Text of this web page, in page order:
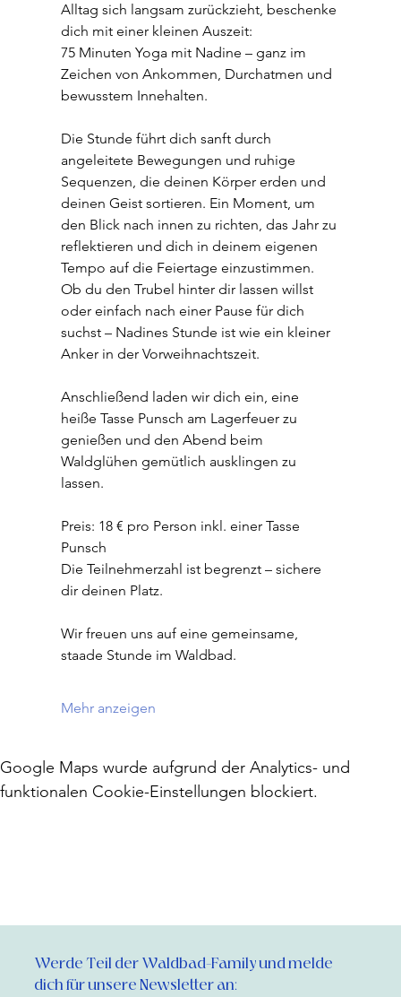
Alltag sich langsam zurückzieht, beschenke
dich mit einer kleinen Auszeit:
75 Minuten Yoga mit Nadine – ganz im
Zeichen von Ankommen, Durchatmen und
bewusstem Innehalten.
Die Stunde führt dich sanft durch
angeleitete Bewegungen und ruhige
Sequenzen, die deinen Körper erden und
deinen Geist sortieren. Ein Moment, um
den Blick nach innen zu richten, das Jahr zu
reflektieren und dich in deinem eigenen
Tempo auf die Feiertage einzustimmen.
Ob du den Trubel hinter dir lassen willst
oder einfach nach einer Pause für dich
suchst – Nadines Stunde ist wie ein kleiner
Anker in der Vorweihnachtszeit.
Anschließend laden wir dich ein, eine
heiße Tasse Punsch am Lagerfeuer zu
genießen und den Abend beim
Waldglühen gemütlich ausklingen zu
lassen.
Preis: 18 € pro Person inkl. einer Tasse
Punsch
Die Teilnehmerzahl ist begrenzt – sichere
dir deinen Platz.
Wir freuen uns auf eine gemeinsame,
staade Stunde im Waldbad.
Mehr anzeigen
Google Maps wurde aufgrund der Analytics- und
funktionalen Cookie-Einstellungen blockiert.
Werde Teil der Waldbad-Family und melde
dich für unsere Newsletter an: